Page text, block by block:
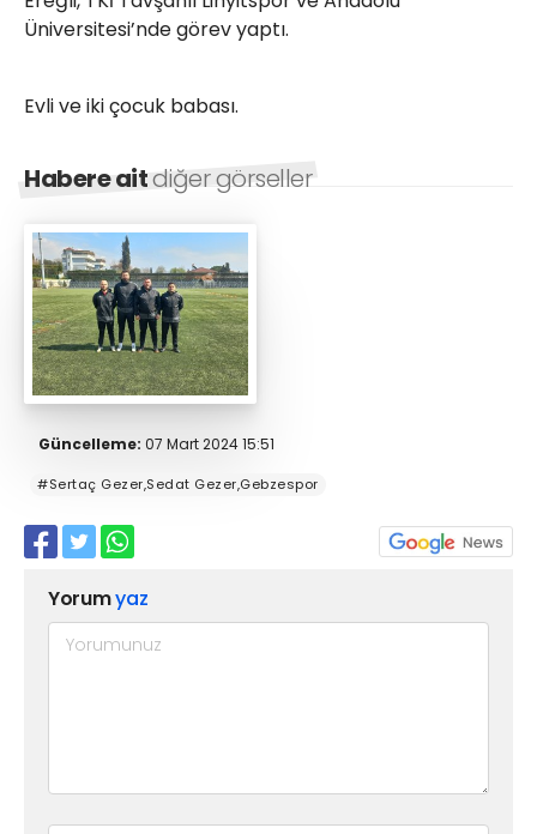
Üniversitesi’nde görev yaptı.
Evli ve iki çocuk babası.
Habere aitdiğer görseller
Güncelleme: 07 Mart 2024 15:51
#Sertaç Gezer,Sedat Gezer,Gebzespor
Yorumyaz